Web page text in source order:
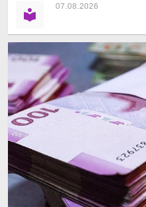
07.08.2026